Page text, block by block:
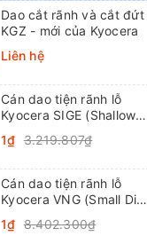
Dao cắt rãnh và cắt đứt
KGZ - mới của Kyocera
Liên hệ
Cán dao tiện rãnh lỗ
Kyocera SIGE (Shallow
1₫ 3.219.807₫
Cán dao tiện rãnh lỗ
Kyocera VNG (Small Dia.
System Tip-Bars)
1₫ 8.402.300₫